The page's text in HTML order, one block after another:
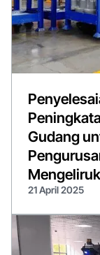
Gudang
21 April 2025